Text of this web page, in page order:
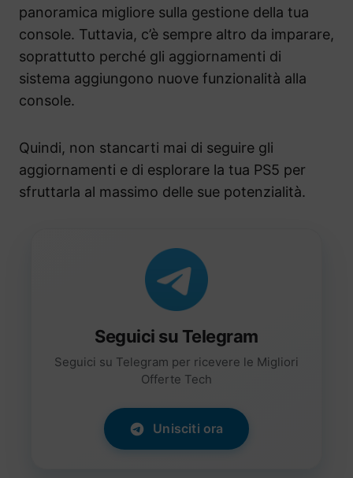
panoramica migliore sulla gestione della tua
console. Tuttavia, c’è sempre altro da imparare,
soprattutto perché gli aggiornamenti di
sistema aggiungono nuove funzionalità alla
console.
Quindi, non stancarti mai di seguire gli
aggiornamenti e di esplorare la tua PS5 per
sfruttarla al massimo delle sue potenzialità.
Seguici su Telegram
Seguici su Telegram per ricevere le Migliori
Offerte Tech
Unisciti ora